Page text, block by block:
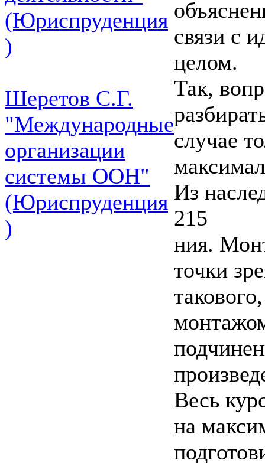
(Юриспруденция
)
Шеретов С.Г.
"Международные
организации
системы ООН"
(Юриспруденция
)
связи с
целом.
Так,
случае
Из
215
ния.
точки
Весь
на